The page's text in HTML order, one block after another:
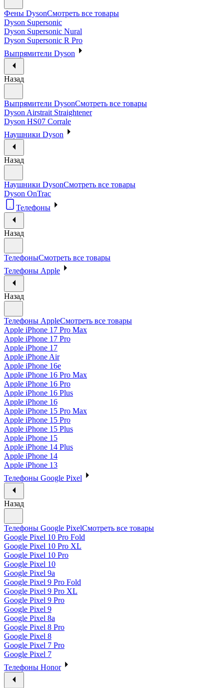
Фены DysonСмотреть все товары
Dyson Supersonic
Dyson Supersonic Nural
Dyson Supersonic R Pro
Выпрямители Dyson
Назад
Выпрямители DysonСмотреть все товары
Dyson Airstrait Straightener
Dyson HS07 Corrale
Наушники Dyson
Назад
Наушники DysonСмотреть все товары
Dyson OnTrac
Телефоны
Назад
ТелефоныСмотреть все товары
Телефоны Apple
Назад
Телефоны AppleСмотреть все товары
Apple iPhone 17 Pro Max
Apple iPhone 17 Pro
Apple iPhone 17
Apple iPhone Air
Apple iPhone 16e
Apple iPhone 16 Pro Max
Apple iPhone 16 Pro
Apple iPhone 16 Plus
Apple iPhone 16
Apple iPhone 15 Pro Max
Apple iPhone 15 Pro
Apple iPhone 15 Plus
Apple iPhone 15
Apple iPhone 14 Plus
Apple iPhone 14
Apple iPhone 13
Телефоны Google Pixel
Назад
Телефоны Google PixelСмотреть все товары
Google Pixel 10 Pro Fold
Google Pixel 10 Pro XL
Google Pixel 10 Pro
Google Pixel 10
Google Pixel 9a
Google Pixel 9 Pro Fold
Google Pixel 9 Pro XL
Google Pixel 9 Pro
Google Pixel 9
Google Pixel 8a
Google Pixel 8 Pro
Google Pixel 8
Google Pixel 7 Pro
Google Pixel 7
Телефоны Honor